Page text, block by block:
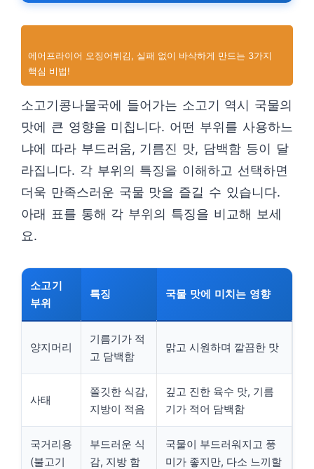
에어프라이어 오징어튀김, 실패 없이 바삭하게 만드는 3가지
핵심 비법!
소고기콩나물국에 들어가는 소고기 역시 국물의
맛에 큰 영향을 미칩니다. 어떤 부위를 사용하느
냐에 따라 부드러움, 기름진 맛, 담백함 등이 달
라집니다. 각 부위의 특징을 이해하고 선택하면
더욱 만족스러운 국물 맛을 즐길 수 있습니다.
아래 표를 통해 각 부위의 특징을 비교해 보세
요.
소고기
부위
특징 국물 맛에 미치는 영향
양지머리
기름기가 적
고 담백함
맑고 시원하며 깔끔한 맛
사태
쫄깃한 식감,
지방이 적음
깊고 진한 육수 맛, 기름
기가 적어 담백함
국거리용
(불고기
부드러운 식
감, 지방 함
국물이 부드러워지고 풍
미가 좋지만, 다소 느끼할